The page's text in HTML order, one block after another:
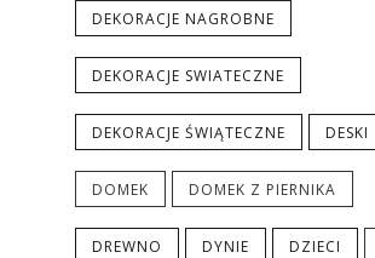
DEKORACJE NAGROBNE
DEKORACJE SWIATECZNE
DEKORACJE ŚWIĄTECZNE DESKI
DOMEK DOMEK Z PIERNIKA
DREWNO DYNIE DZIECI